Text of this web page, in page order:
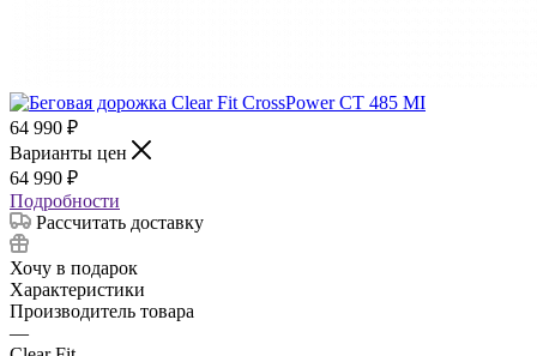
64 990 ₽
Варианты цен
64 990 ₽
Подробности
Рассчитать доставку
Хочу в подарок
Характеристики
Производитель товара
—